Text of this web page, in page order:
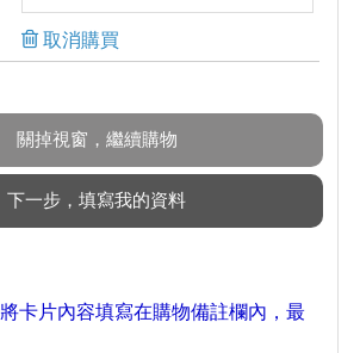
取消購買
卡片內容填寫在購物備註欄內，最